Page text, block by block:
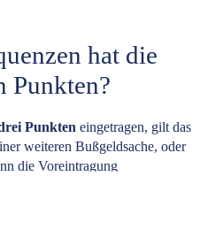
hat die
Punkten?
Punkten eingetragen, gilt das
weiteren Bußgeldsache, oder
die Voreintragung